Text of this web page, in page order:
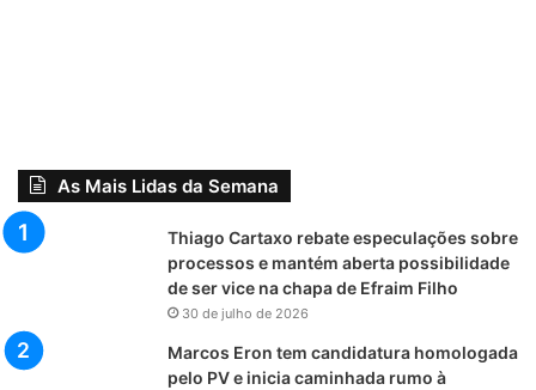
As Mais Lidas da Semana
Thiago Cartaxo rebate especulações sobre
processos e mantém aberta possibilidade
de ser vice na chapa de Efraim Filho
30 de julho de 2026
Marcos Eron tem candidatura homologada
pelo PV e inicia caminhada rumo à